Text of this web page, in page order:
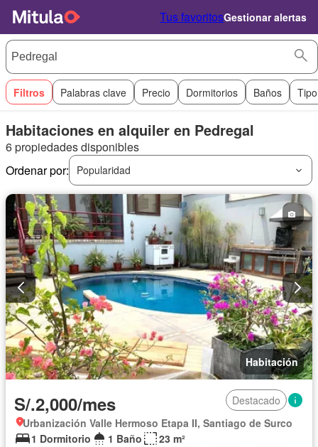
Tus favoritosGestionar alertas
Filtros Palabras clave Precio Dormitorios Baños
Habitaciones en alquiler en Pedregal
6 propiedades disponibles
Ordenar por:
Popularidad
Habitación
S/.2,000/mes
Destacado
Urbanización Valle Hermoso Etapa II, Santiago de Surco
1 Dormitorio
1 Baño
23 m²